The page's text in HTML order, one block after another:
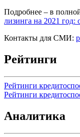
Подробнее – в
лизинга на 2021 год:
Контакты для СМИ:
Рейтинги
Рейтинги
Рейтинги
Аналитика